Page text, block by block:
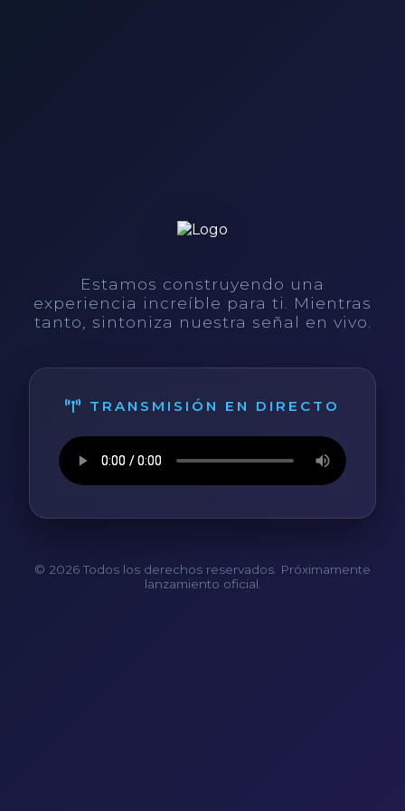
Estamos construyendo una
experiencia increíble para ti. Mientras
tanto, sintoniza nuestra señal en vivo.
TRANSMISIÓN EN DIRECTO
© 2026 Todos los derechos reservados. Próximamente
lanzamiento oficial.